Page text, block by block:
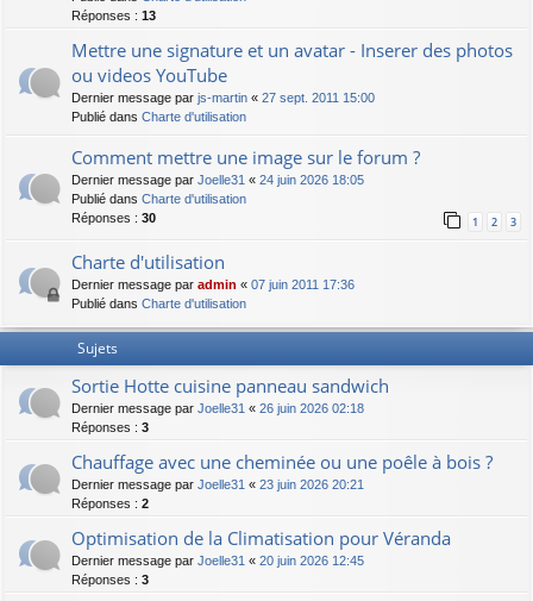
Réponses : 13
Mettre une signature et un avatar - Inserer des photos
ou videos YouTube
Dernier message par js-martin « 27 sept. 2011 15:00
Publié dans Charte d'utilisation
Comment mettre une image sur le forum ?
Dernier message par Joelle31 « 24 juin 2026 18:05
Publié dans Charte d'utilisation
Réponses : 30 1 2 3
Charte d'utilisation
Dernier message par admin « 07 juin 2011 17:36
Publié dans Charte d'utilisation
Sujets
Sortie Hotte cuisine panneau sandwich
Dernier message par Joelle31 « 26 juin 2026 02:18
Réponses : 3
Chauffage avec une cheminée ou une poêle à bois ?
Dernier message par Joelle31 « 23 juin 2026 20:21
Réponses : 2
Optimisation de la Climatisation pour Véranda
Dernier message par Joelle31 « 20 juin 2026 12:45
Réponses : 3